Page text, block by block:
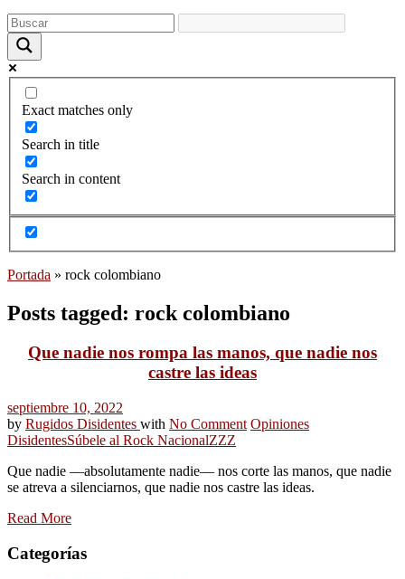
Exact matches only
Search in title
Search in content
Portada » rock colombiano
Posts tagged: rock colombiano
Que nadie nos rompa las manos, que nadie nos
castre las ideas
septiembre 10, 2022
by Rugidos Disidentes with No Comment Opiniones
DisidentesSúbele al Rock NacionalZZZ
Que nadie ―absolutamente nadie― nos corte las manos, que nadie
se atreva a silenciarnos, que nadie nos castre las ideas.
Read More
Categorías